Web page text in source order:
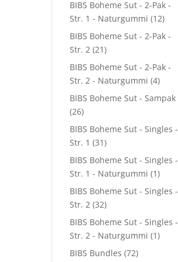
BIBS Boheme Sut - 2-Pak -
Str. 1 - Naturgummi (12)
BIBS Boheme Sut - 2-Pak -
Str. 2 (21)
BIBS Boheme Sut - 2-Pak -
Str. 2 - Naturgummi (4)
BIBS Boheme Sut - Sampak
(26)
BIBS Boheme Sut - Singles -
Str. 1 (31)
BIBS Boheme Sut - Singles -
Str. 1 - Naturgummi (1)
BIBS Boheme Sut - Singles -
Str. 2 (32)
BIBS Boheme Sut - Singles -
Str. 2 - Naturgummi (1)
BIBS Bundles (72)